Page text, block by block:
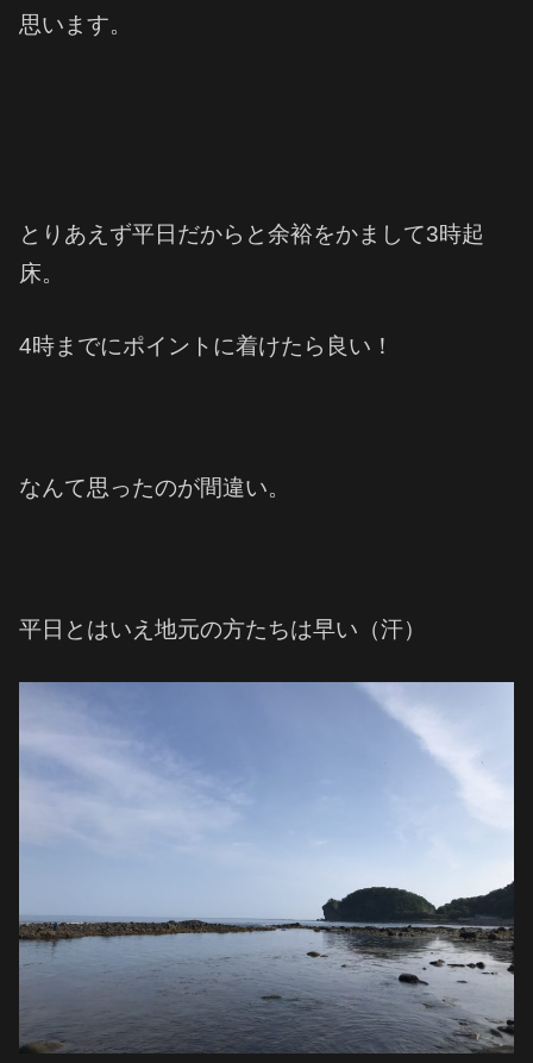
思います。
とりあえず平日だからと余裕をかまして3時起
床。
4時までにポイントに着けたら良い！
なんて思ったのが間違い。
平日とはいえ地元の方たちは早い（汗）